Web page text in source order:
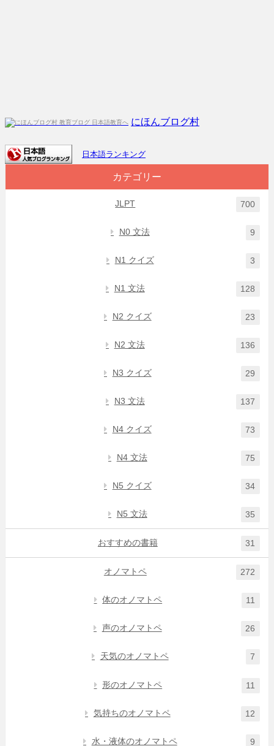
にほんブログ村
日本語ランキング
カテゴリー
JLPT 700
N0 文法 9
N1 クイズ 3
N1 文法 128
N2 クイズ 23
N2 文法 136
N3 クイズ 29
N3 文法 137
N4 クイズ 73
N4 文法 75
N5 クイズ 34
N5 文法 35
おすすめの書籍 31
オノマトペ 272
体のオノマトペ 11
声のオノマトペ 26
天気のオノマトペ 7
形のオノマトペ 11
気持ちのオノマトペ 12
水・液体のオノマトペ 9